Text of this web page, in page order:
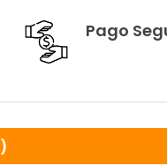
Pago